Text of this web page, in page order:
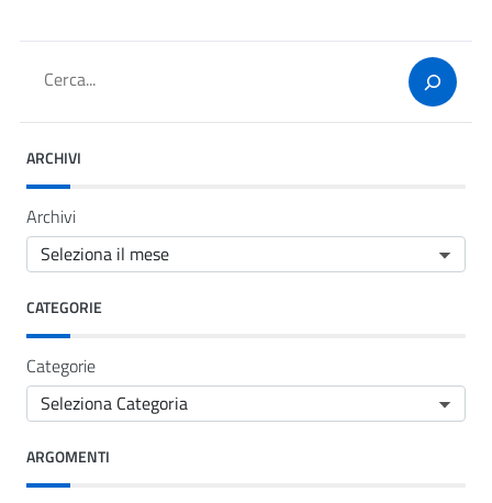
Cerca
ARCHIVI
Archivi
CATEGORIE
Categorie
ARGOMENTI